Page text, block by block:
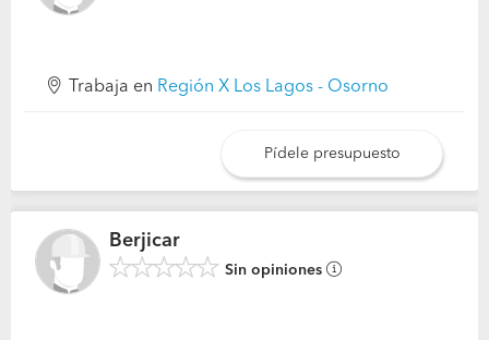
Trabaja en Región X Los Lagos - Osorno
Pídele presupuesto
Berjicar
Sin opiniones